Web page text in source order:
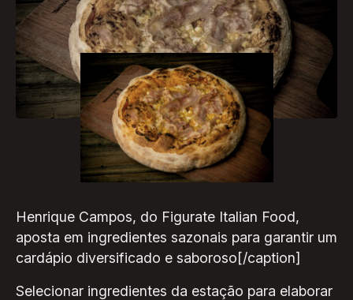
align="aligncenter" width="300"]
Henrique Campos, do Figurate Italian Food,
aposta em ingredientes sazonais para garantir um
cardápio diversificado e saboroso[/caption]
Selecionar ingredientes da estação para elaborar